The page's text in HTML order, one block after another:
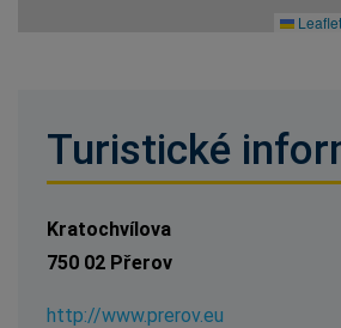
Leaflet
Turistické
Kratochvílova
750 02 Přerov
http://www.prerov.eu